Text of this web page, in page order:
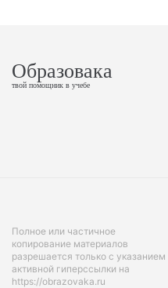
Образовака
твой помощник в учебе
Полное или частичное
копирование материалов
разрешается только с указанием
активной гиперссылки на
https://obrazovaka.ru